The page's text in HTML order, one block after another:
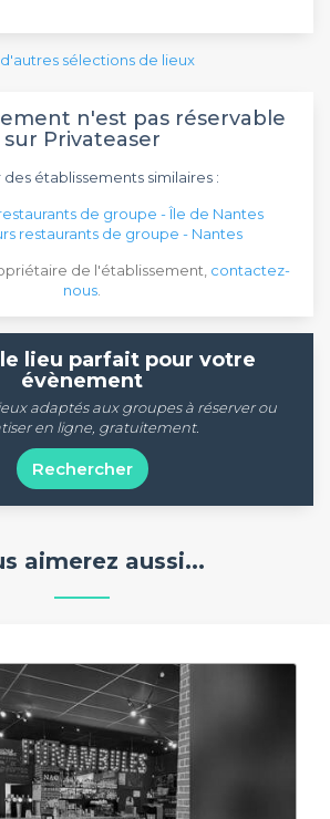
sélections de lieux
n'est pas réservable
sur Privateaser
des établissements similaires :
de groupe - Île de Nantes
restaurants de groupe - Nantes
de l'établissement, contactez-
nous
lieu parfait pour votre
évènement
adaptés aux groupes à réserver ou
en ligne, gratuitement.
Rechercher
aimerez aussi...